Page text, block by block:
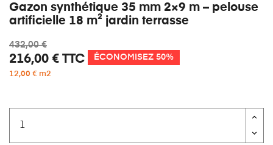
Gazon synthétique 35 mm 2×9 m – pelouse
artificielle 18 m² jardin terrasse
432,00 €
216,00 € TTC ÉCONOMISEZ 50%
12,00 € m2